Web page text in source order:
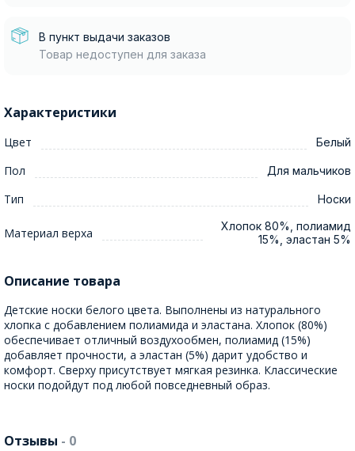
В пункт выдачи заказов
Товар недоступен для заказа
Характеристики
Цвет Белый
Пол Для мальчиков
Тип Носки
Материал верха
Хлопок 80%, полиамид
15%, эластан 5%
Описание товара
Детские носки белого цвета. Выполнены из натурального
хлопка с добавлением полиамида и эластана. Хлопок (80%)
обеспечивает отличный воздухообмен, полиамид (15%)
добавляет прочности, а эластан (5%) дарит удобство и
комфорт. Сверху присутствует мягкая резинка. Классические
носки подойдут под любой повседневный образ.
Отзывы - 0